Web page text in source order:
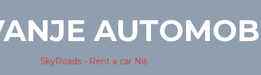
SkyRoads - Rent a car Niš